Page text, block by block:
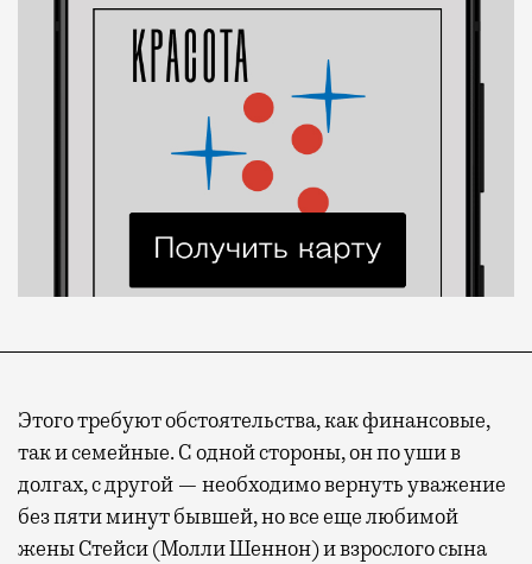
Этого требуют обстоятельства, как финансовые,
так и семейные. С одной стороны, он по уши в
долгах, с другой — необходимо вернуть уважение
без пяти минут бывшей, но все еще любимой
жены Стейси (Молли Шеннон) и взрослого сына